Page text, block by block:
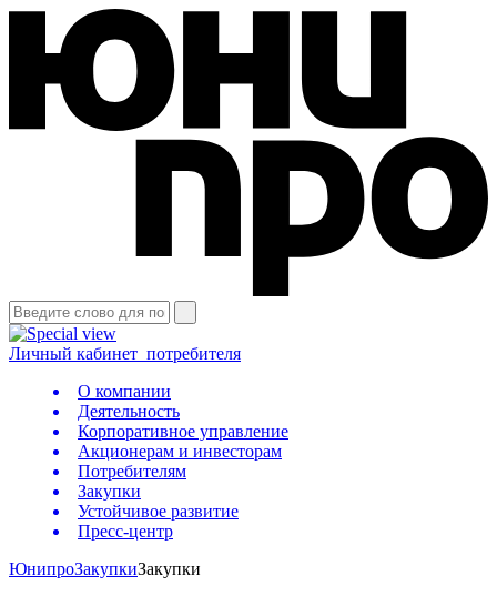
Личный кабинет потребителя
О компании
Деятельность
Корпоративное управление
Акционерам и инвесторам
Потребителям
Закупки
Устойчивое развитие
Пресс-центр
ЮнипроЗакупкиЗакупки